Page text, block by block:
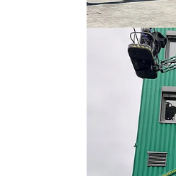
Show larger